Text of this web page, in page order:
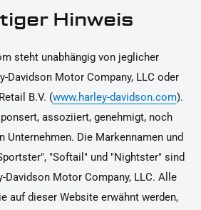
du in unserenHinweis
steht unabhängig von jeglicher
Davidson Motor Company, LLC oder
B.V. (www.harley-davidson.com).
assoziiert, genehmigt, noch
Unternehmen. Die Markennamen und
"Softail" und "Nightster" sind
Davidson Motor Company, LLC. Alle
auf dieser Website erwähnt werden,